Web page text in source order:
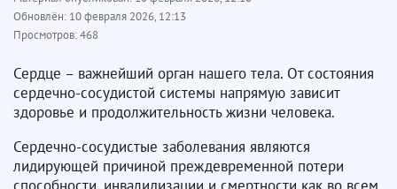
Обновлён: 10 февраля 2026, 12:13
Просмотров:468
Сердце – важнейший орган нашего тела. От состояния
сердечно-сосудистой системы напрямую зависит
здоровье и продолжительность жизни человека.
Сердечно-сосудистые заболевания являются
лидирующей причиной преждевременной потери